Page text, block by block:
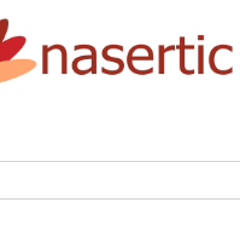
Servicios tecnológicos y